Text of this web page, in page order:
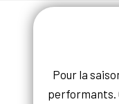
Pour la
performants.